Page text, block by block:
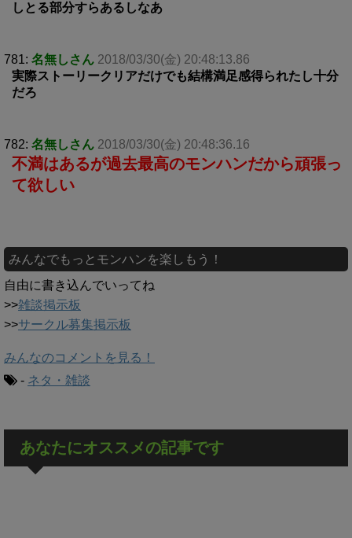
しとる部分すらあるしなあ
781: 名無しさん 2018/03/30(金) 20:48:13.86
実際ストーリークリアだけでも結構満足感得られたし十分
だろ
782: 名無しさん 2018/03/30(金) 20:48:36.16
不満はあるが過去最高のモンハンだから頑張っ
て欲しい
みんなでもっとモンハンを楽しもう！
自由に書き込んでいってね
>>雑談掲示板
>>サークル募集掲示板
みんなのコメントを見る！
- ネタ・雑談
あなたにオススメの記事です